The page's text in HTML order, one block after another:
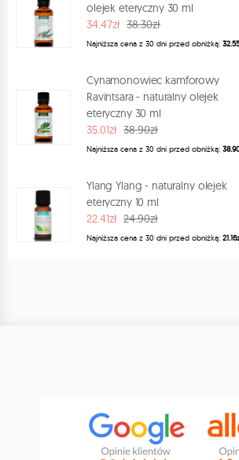
olejek eteryczny 30 ml
34.47zł 38.30zł
Najniższa cena z 30 dni przed obniżką:
Cynamonowiec kamforowy
Ravintsara - naturalny olejek
eteryczny 30 ml
35.01zł 38.90zł
Najniższa cena z 30 dni przed obniżką:
Ylang Ylang - naturalny olejek
eteryczny 10 ml
22.41zł 24.90zł
Najniższa cena z 30 dni przed obniżką: